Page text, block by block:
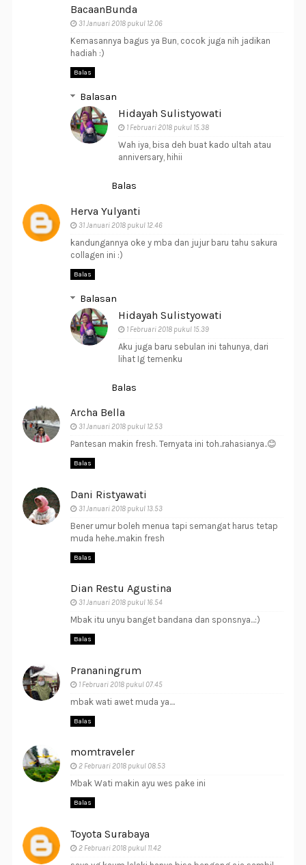
BacaanBunda
31 Januari 2018 pukul 12.06
Kemasannya bagus ya Bun, cocok juga nih jadikan
hadiah :)
Balas
Balasan
Hidayah Sulistyowati
1 Februari 2018 pukul 15.38
Wah iya, bisa deh buat kado ultah atau
anniversary, hihii
Balas
Herva Yulyanti
31 Januari 2018 pukul 12.46
kandungannya oke y mba dan jujur baru tahu sakura
collagen ini :)
Balas
Balasan
Hidayah Sulistyowati
1 Februari 2018 pukul 15.39
Aku juga baru sebulan ini tahunya, dari
lihat Ig temenku
Balas
Archa Bella
31 Januari 2018 pukul 12.53
Pantesan makin fresh. Ternyata ini toh..rahasianya..😊
Balas
Dani Ristyawati
31 Januari 2018 pukul 13.53
Bener umur boleh menua tapi semangat harus tetap
muda hehe..makin fresh
Balas
Dian Restu Agustina
31 Januari 2018 pukul 16.54
Mbak itu unyu banget bandana dan sponsnya...:)
Balas
Prananingrum
1 Februari 2018 pukul 07.45
mbak wati awet muda ya....
Balas
momtraveler
2 Februari 2018 pukul 08.53
Mbak Wati makin ayu wes pake ini
Balas
Toyota Surabaya
2 Februari 2018 pukul 11.42